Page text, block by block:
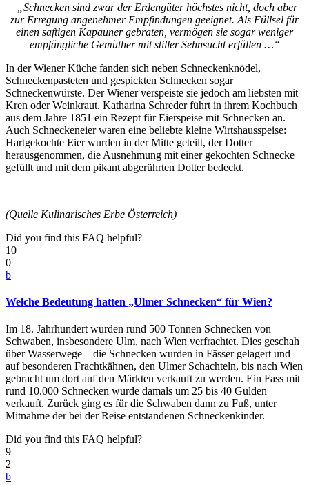
„Schnecken sind zwar der Erdengüter höchstes nicht, doch aber
zur Erregung angenehmer Empfindungen geeignet. Als Füllsel für
einen saftigen Kapauner gebraten, vermögen sie sogar weniger
empfängliche Gemüther mit stiller Sehnsucht erfüllen …“
In der Wiener Küche fanden sich neben Schneckenknödel,
Schneckenpasteten und gespickten Schnecken sogar
Schneckenwürste. Der Wiener verspeiste sie jedoch am liebsten mit
Kren oder Weinkraut. Katharina Schreder führt in ihrem Kochbuch
aus dem Jahre 1851 ein Rezept für Eierspeise mit Schnecken an.
Auch Schneckeneier waren eine beliebte kleine Wirtshausspeise:
Hartgekochte Eier wurden in der Mitte geteilt, der Dotter
herausgenommen, die Ausnehmung mit einer gekochten Schnecke
gefüllt und mit dem pikant abgerührten Dotter bedeckt.
(Quelle Kulinarisches Erbe Österreich)
Did you find this FAQ helpful?
10
0
b
Welche Bedeutung hatten „Ulmer Schnecken“ für Wien?
Im 18. Jahrhundert wurden rund 500 Tonnen Schnecken von
Schwaben, insbesondere Ulm, nach Wien verfrachtet. Dies geschah
über Wasserwege – die Schnecken wurden in Fässer gelagert und
auf besonderen Frachtkähnen, den Ulmer Schachteln, bis nach Wien
gebracht um dort auf den Märkten verkauft zu werden. Ein Fass mit
rund 10.000 Schnecken wurde damals um 25 bis 40 Gulden
verkauft. Zurück ging es für die Schwaben dann zu Fuß, unter
Mitnahme der bei der Reise entstandenen Schneckenkinder.
Did you find this FAQ helpful?
9
2
b